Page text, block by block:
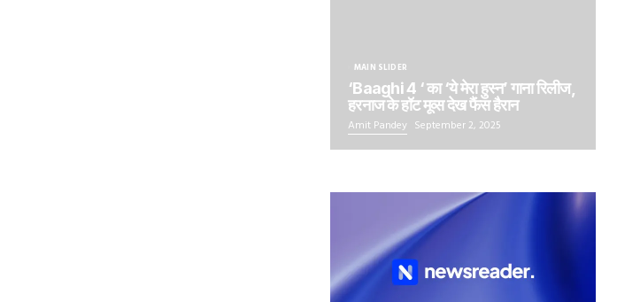
MAIN SLIDER
‘Baaghi 4 ‘ का ‘ये मेरा हुस्न’ गाना रिलीज,
हरनाज के हॉट मूव्स देख फैंस हैरान
Amit Pandey September 2, 2025